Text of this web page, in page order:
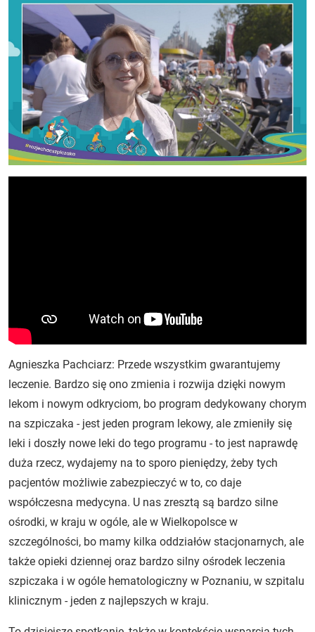
Agnieszka Pachciarz: Przede wszystkim gwarantujemy
leczenie. Bardzo się ono zmienia i rozwija dzięki nowym
lekom i nowym odkryciom, bo program dedykowany chorym
na szpiczaka - jest jeden program lekowy, ale zmieniły się
leki i doszły nowe leki do tego programu - to jest naprawdę
duża rzecz, wydajemy na to sporo pieniędzy, żeby tych
pacjentów możliwie zabezpieczyć w to, co daje
współczesna medycyna. U nas zresztą są bardzo silne
ośrodki, w kraju w ogóle, ale w Wielkopolsce w
szczególności, bo mamy kilka oddziałów stacjonarnych, ale
także opieki dziennej oraz bardzo silny ośrodek leczenia
szpiczaka i w ogóle hematologiczny w Poznaniu, w szpitalu
klinicznym - jeden z najlepszych w kraju.